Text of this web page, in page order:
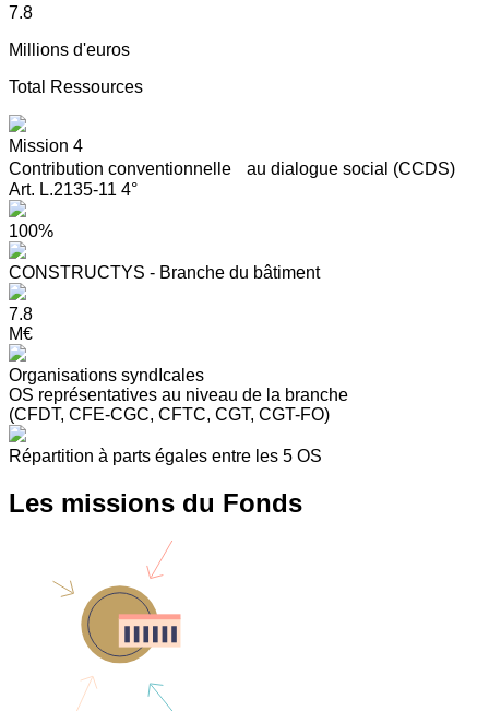
7.8
Millions d'euros
Total Ressources
Mission 4
Contribution conventionnelle au dialogue social (CCDS)
Art. L.2135-11 4°
100%
CONSTRUCTYS - Branche du bâtiment
7.8
M€
Organisations syndIcales
OS représentatives au niveau de la branche
(CFDT, CFE-CGC, CFTC, CGT, CGT-FO)
Répartition à parts égales entre les 5 OS
Les missions du Fonds